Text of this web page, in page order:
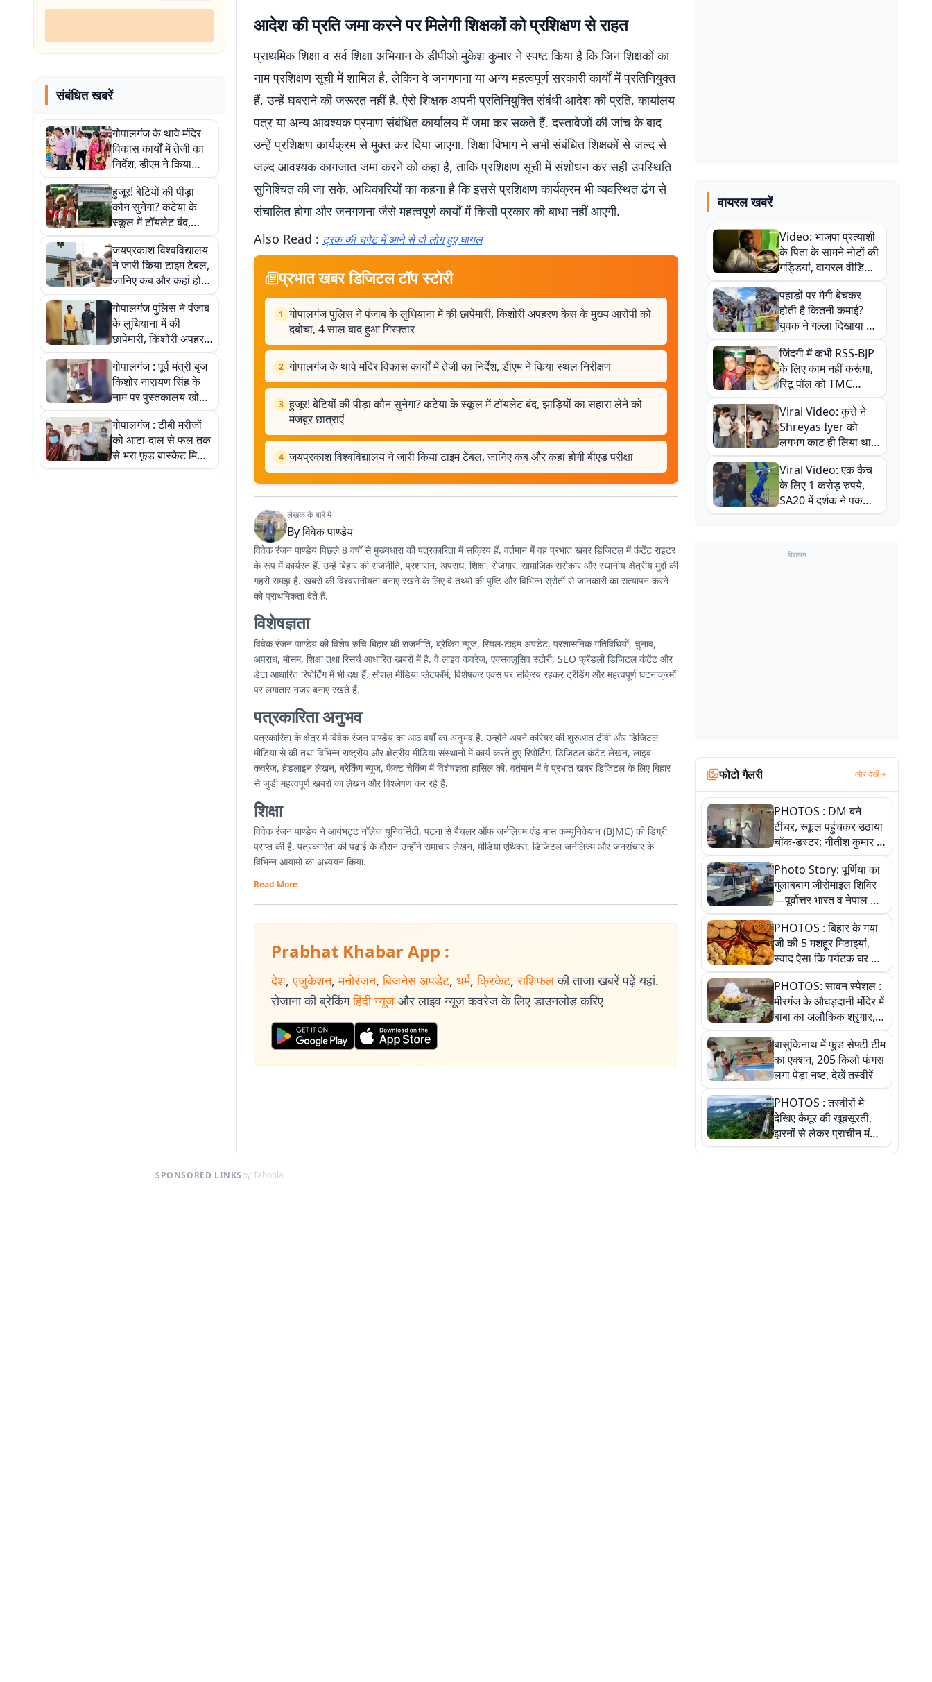
संबंधित खबरें
गोपालगंज के थावे मंदिर
विकास कार्यों में तेजी का
निर्देश, डीएम ने किया
स्थल निरीक्षण
हुजूर! बेटियों की पीड़ा
कौन सुनेगा? कटेया के
स्कूल में टॉयलेट बंद,
झाड़ियों का सहारा लेने को
मजबूर छात्राएं
जयप्रकाश विश्वविद्यालय
ने जारी किया टाइम टेबल,
जानिए कब और कहां होगी
बीएड परीक्षा
गोपालगंज पुलिस ने पंजाब
के लुधियाना में की
छापेमारी, किशोरी अपहरण
केस के मुख्य आरोपी को
दबोचा, 4 साल बाद हुआ
गिरफ्तार
गोपालगंज : पूर्व मंत्री बृज
किशोर नारायण सिंह के
नाम पर पुस्तकालय खोलने
की मांग, विधायक को सौंपा
गया मांगपत्र
गोपालगंज : टीबी मरीजों
को आटा-दाल से फल तक
से भरा फूड बास्केट मिला,
जानें पूरी खबर
आदेश की प्रति जमा करने पर मिलेगी शिक्षकों को प्रशिक्षण से राहत
प्राथमिक शिक्षा व सर्व शिक्षा अभियान के डीपीओ मुकेश कुमार ने स्पष्ट किया है कि जिन शिक्षकों का
नाम प्रशिक्षण सूची में शामिल है, लेकिन वे जनगणना या अन्य महत्वपूर्ण सरकारी कार्यों में प्रतिनियुक्त
हैं, उन्हें घबराने की जरूरत नहीं है. ऐसे शिक्षक अपनी प्रतिनियुक्ति संबंधी आदेश की प्रति, कार्यालय
पत्र या अन्य आवश्यक प्रमाण संबंधित कार्यालय में जमा कर सकते हैं. दस्तावेजों की जांच के बाद
उन्हें प्रशिक्षण कार्यक्रम से मुक्त कर दिया जाएगा. शिक्षा विभाग ने सभी संबंधित शिक्षकों से जल्द से
जल्द आवश्यक कागजात जमा करने को कहा है, ताकि प्रशिक्षण सूची में संशोधन कर सही उपस्थिति
सुनिश्चित की जा सके. अधिकारियों का कहना है कि इससे प्रशिक्षण कार्यक्रम भी व्यवस्थित ढंग से
संचालित होगा और जनगणना जैसे महत्वपूर्ण कार्यों में किसी प्रकार की बाधा नहीं आएगी.
Also Read : ट्रक की चपेट में आने से दो लोग हुए घायल
प्रभात खबर डिजिटल टॉप स्टोरी
1 गोपालगंज पुलिस ने पंजाब के लुधियाना में की छापेमारी, किशोरी अपहरण केस के मुख्य आरोपी को
दबोचा, 4 साल बाद हुआ गिरफ्तार
2 गोपालगंज के थावे मंदिर विकास कार्यों में तेजी का निर्देश, डीएम ने किया स्थल निरीक्षण
3 हुजूर! बेटियों की पीड़ा कौन सुनेगा? कटेया के स्कूल में टॉयलेट बंद, झाड़ियों का सहारा लेने को
मजबूर छात्राएं
4 जयप्रकाश विश्वविद्यालय ने जारी किया टाइम टेबल, जानिए कब और कहां होगी बीएड परीक्षा
लेखक के बारे में
Byविवेक पाण्डेय
विवेक रंजन पाण्डेय पिछले 8 वर्षों से मुख्यधारा की पत्रकारिता में सक्रिय हैं. वर्तमान में वह प्रभात खबर डिजिटल में कंटेंट राइटर
के रूप में कार्यरत हैं. उन्हें बिहार की राजनीति, प्रशासन, अपराध, शिक्षा, रोजगार, सामाजिक सरोकार और स्थानीय-क्षेत्रीय मुद्दों की
गहरी समझ है. खबरों की विश्वसनीयता बनाए रखने के लिए वे तथ्यों की पुष्टि और विभिन्न स्रोतों से जानकारी का सत्यापन करने
को प्राथमिकता देते हैं.
विशेषज्ञता
विवेक रंजन पाण्डेय की विशेष रुचि बिहार की राजनीति, ब्रेकिंग न्यूज, रियल-टाइम अपडेट, प्रशासनिक गतिविधियों, चुनाव,
अपराध, मौसम, शिक्षा तथा रिसर्च आधारित खबरों में है. वे लाइव कवरेज, एक्सक्लूसिव स्टोरी, SEO फ्रेंडली डिजिटल कंटेंट और
डेटा आधारित रिपोर्टिंग में भी दक्ष हैं. सोशल मीडिया प्लेटफॉर्म, विशेषकर एक्स पर सक्रिय रहकर ट्रेंडिंग और महत्वपूर्ण घटनाक्रमों
पर लगातार नजर बनाए रखते हैं.
पत्रकारिता अनुभव
पत्रकारिता के क्षेत्र में विवेक रंजन पाण्डेय का आठ वर्षों का अनुभव है. उन्होंने अपने करियर की शुरुआत टीवी और डिजिटल
मीडिया से की तथा विभिन्न राष्ट्रीय और क्षेत्रीय मीडिया संस्थानों में कार्य करते हुए रिपोर्टिंग, डिजिटल कंटेंट लेखन, लाइव
कवरेज, हेडलाइन लेखन, ब्रेकिंग न्यूज, फैक्ट चेकिंग में विशेषज्ञता हासिल की. वर्तमान में वे प्रभात खबर डिजिटल के लिए बिहार
से जुड़ी महत्वपूर्ण खबरों का लेखन और विश्लेषण कर रहे हैं.
शिक्षा
विवेक रंजन पाण्डेय ने आर्यभट्ट नॉलेज यूनिवर्सिटी, पटना से बैचलर ऑफ जर्नलिज्म एंड मास कम्युनिकेशन (BJMC) की डिग्री
प्राप्त की है. पत्रकारिता की पढ़ाई के दौरान उन्होंने समाचार लेखन, मीडिया एथिक्स, डिजिटल जर्नलिज्म और जनसंचार के
विभिन्न आयामों का अध्ययन किया.
Read More
Prabhat Khabar App :
देश, एजुकेशन, मनोरंजन, बिजनेस अपडेट, धर्म, क्रिकेट, राशिफल की ताजा खबरें पढ़ें यहां.
रोजाना की ब्रेकिंग हिंदी न्यूज और लाइव न्यूज कवरेज के लिए डाउनलोड करिए
वायरल खबरें
Video: भाजपा प्रत्याशी
के पिता के सामने नोटों की
गड्डियां, वायरल वीडियो
से राजनीति में उबाल,
अजित महतो बोले- TMC
की गंदी चाल
पहाड़ों पर मैगी बेचकर
होती है कितनी कमाई?
युवक ने गल्ला दिखाया तो
नौकरी वालों के खड़े हो गए
कान
जिंदगी में कभी RSS-BJP
के लिए काम नहीं करूंगा,
रिंटू पॉल को TMC
ऑफिस में ले जाकर पीटा,
Video वायरल
Viral Video: कुत्ते ने
Shreyas Iyer को
लगभग काट ही लिया था,
न्यूजीलैंड सीरीज से पहले
बाल-बाल बचे
Viral Video: एक कैच
के लिए 1 करोड़ रुपये,
SA20 में दर्शक ने पकड़ा
एक हाथ से गजब का कैच
विज्ञापन
फोटो गैलरी और देखें
PHOTOS : DM बने
टीचर, स्कूल पहुंचकर उठाया
चॉक-डस्टर; नीतीश कुमार के
इस चहेते अधिकारी को
जानिए
Photo Story: पूर्णिया का
गुलाबबाग जीरोमाइल शिविर
—पूर्वोत्तर भारत व नेपाल के
कांवरियों का प्रमुख सेवा धाम
PHOTOS : बिहार के गया
जी की 5 मशहूर मिठाइयां,
स्वाद ऐसा कि पर्यटक घर ले
जाना नहीं भूलते, तस्वीरों में
देखें
PHOTOS: सावन स्पेशल :
मीरगंज के औघड़दानी मंदिर में
बाबा का अलौकिक श्रृंगार,
तस्वीरों में देखें महादेव के कई
मनमोहक स्वरूप
बासुकिनाथ में फूड सेफ्टी टीम
का एक्शन, 205 किलो फंगस
लगा पेड़ा नष्ट, देखें तस्वीरें
PHOTOS : तस्वीरों में
देखिए कैमूर की खूबसूरती,
झरनों से लेकर प्राचीन मंदिरों
तक प्रकृति और आस्था का
SPONSORED LINKSby Taboola